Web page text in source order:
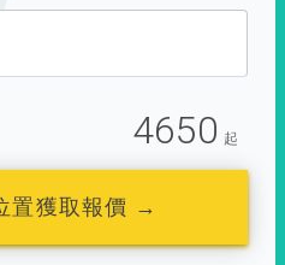
4650 起
置獲取報價 →